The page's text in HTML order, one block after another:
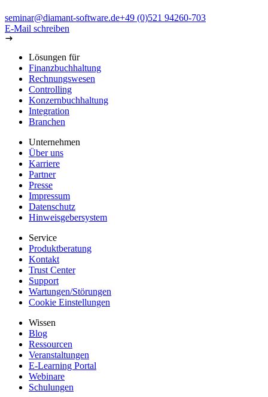
seminar@diamant-software.de+49 (0)521 94260-703
E-Mail schreiben
Lösungen für
Finanzbuchhaltung
Rechnungswesen
Controlling
Konzernbuchhaltung
Integration
Branchen
Unternehmen
Über uns
Karriere
Partner
Presse
Impressum
Datenschutz
Hinweisgebersystem
Service
Produktberatung
Kontakt
Trust Center
Support
Wartungen/Störungen
Cookie Einstellungen
Wissen
Blog
Ressourcen
Veranstaltungen
E-Learning Portal
Webinare
Schulungen